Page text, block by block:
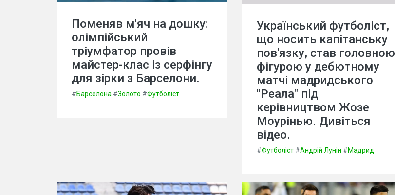
Поменяв м'яч на дошку:
олімпійський
тріумфатор провів
майстер-клас із серфінгу
для зірки з Барселони.
#Барселона #Золото #Футболіст
Український футболіст,
що носить капітанську
пов'язку, став головною
фігурою у дебютному
матчі мадридського
"Реала" під
керівництвом Жозе
Моурінью. Дивіться
відео.
#Футболіст #Андрій Лунін #Мадрид